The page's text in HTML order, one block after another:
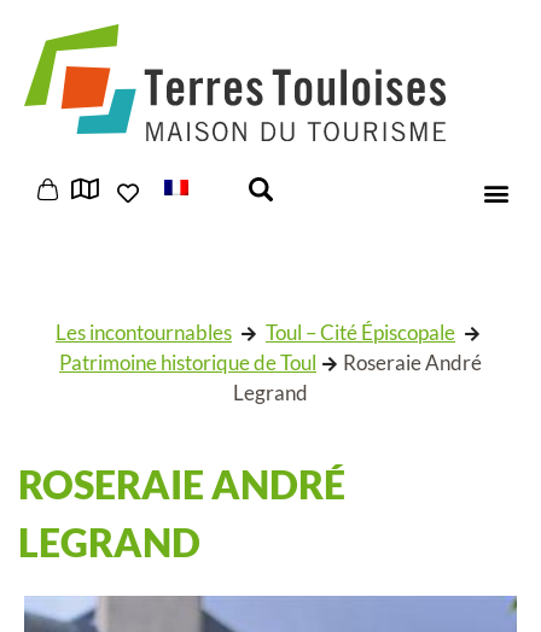
Les incontournables
Toul – Cité Épiscopale
Patrimoine historique de Toul
Roseraie André
Legrand
ROSERAIE ANDRÉ
LEGRAND